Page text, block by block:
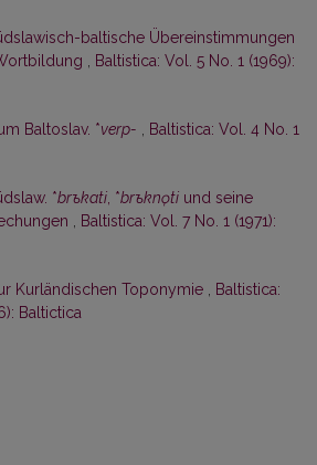
baltische Übereinstimmungen
Baltistica: Vol. 5 No. 1 (1969):
Baltoslav. *verp-
Baltistica: Vol. 4 No. 1
*brъkati , *brъknǫti und seine
Baltistica: Vol. 7 No. 1 (1971):
Kurländischen Toponymie
Baltistica:
Baltictica